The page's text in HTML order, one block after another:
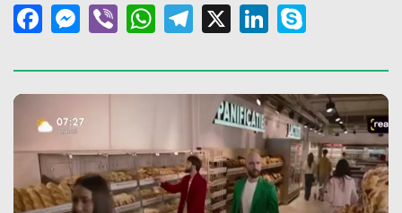
Facebook
Messenger
ViberWhatsApp
Telegram
X LinkedIn